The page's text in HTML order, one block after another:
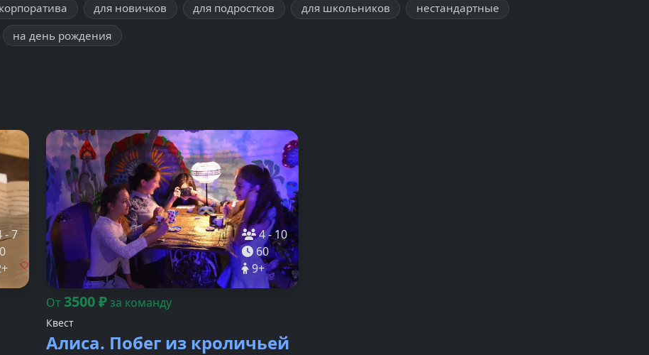
для новичков для подростков для школьников
нестандартные
на день рождения
-7
+
4-10
60
9+
От3500₽за команду
Квест
Алиса. Побег из кроличьей